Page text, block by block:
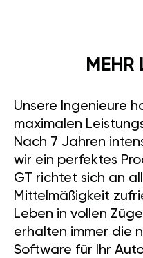
MEHR
Unsere Ingenieure
maximalen
Nach 7 Jahren
wir ein perfektes
GT richtet sich an
Mittelmäßigkeit
Leben in vollen
erhalten immer die
Software für Ihr